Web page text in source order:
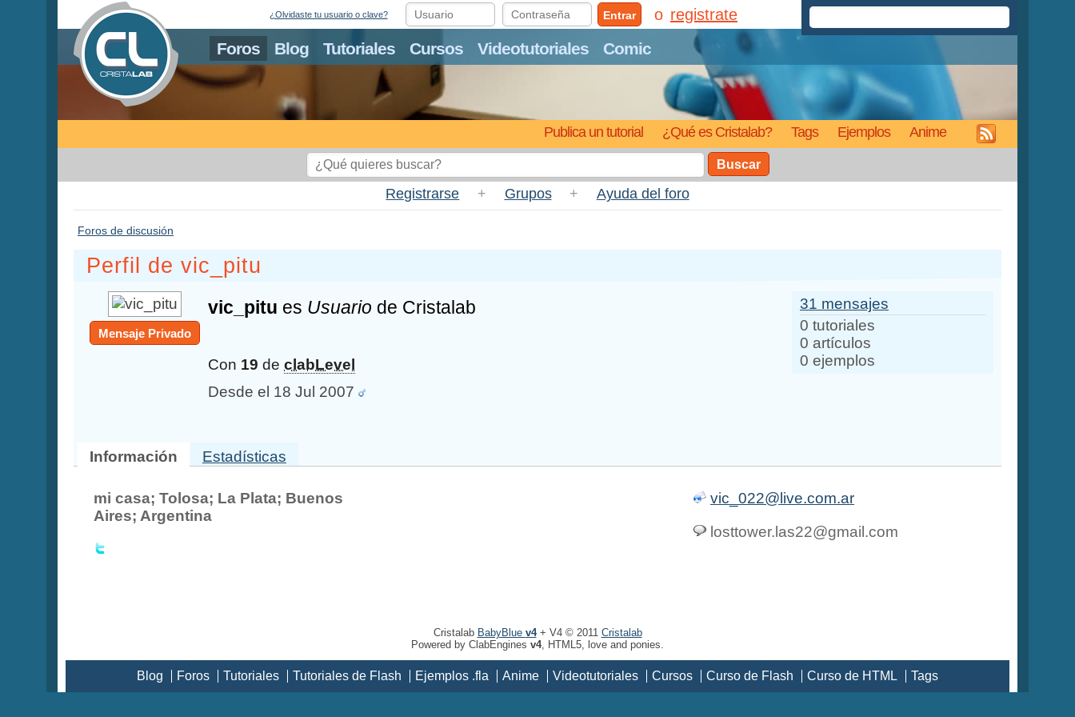
Foros Blog Tutoriales Cursos Videotutoriales Comic
Publica un tutorial ¿Qué es Cristalab? Tags Ejemplos Anime
¿Olvidaste tu usuario o clave? Entrar registrate
Buscar
Registrarse + Grupos + Ayuda del foro
Foros de discusión
Perfil de vic_pitu
Mensaje Privado
vic_pitu es Usuario de Cristalab
Con 19 de clabLevel
Desde el 18 Jul 2007
31 mensajes
0 tutoriales
0 artículos
0 ejemplos
Información Estadísticas
mi casa; Tolosa; La Plata; Buenos
Aires; Argentina
vic_022@live.com.ar
losttower.las22@gmail.com
Cristalab BabyBlue v4+ V4 © 2011 Cristalab
Powered by ClabEngines v4, HTML5, love and ponies.
Blog Foros Tutoriales Tutoriales de Flash Ejemplos .fla Anime Videotutoriales Cursos Curso de Flash Curso de HTML Tags